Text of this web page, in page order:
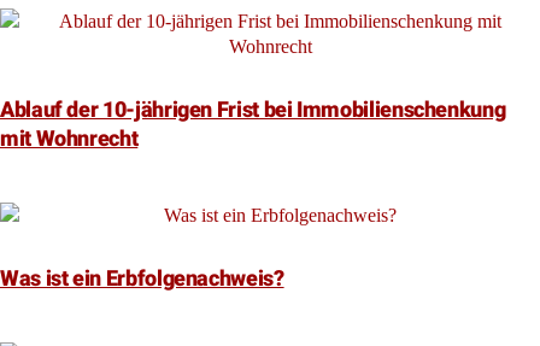
Ablauf der 10-jährigen Frist bei Immobilienschenkung
mit Wohnrecht
Was ist ein Erbfolgenachweis?